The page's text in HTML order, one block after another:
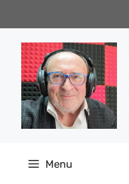
al
contenuto
Menu